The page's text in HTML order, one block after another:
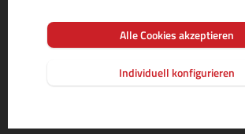
Alle Cookies akzeptieren
Individuell konfigurieren
MEHR INFOS ZUR DOMAIN-ENDUNG